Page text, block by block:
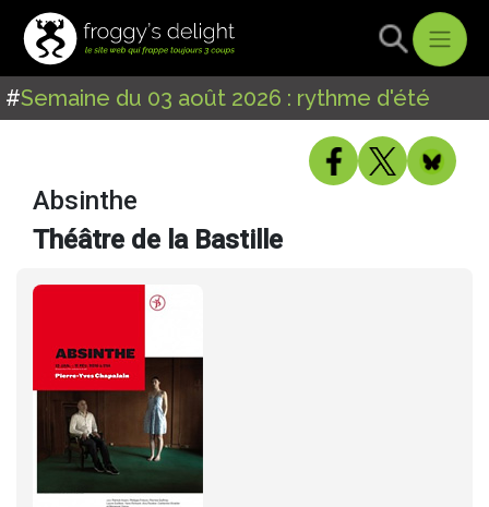
#Semaine du 03 août 2026 : rythme d'été
Absinthe
Théâtre de la Bastille